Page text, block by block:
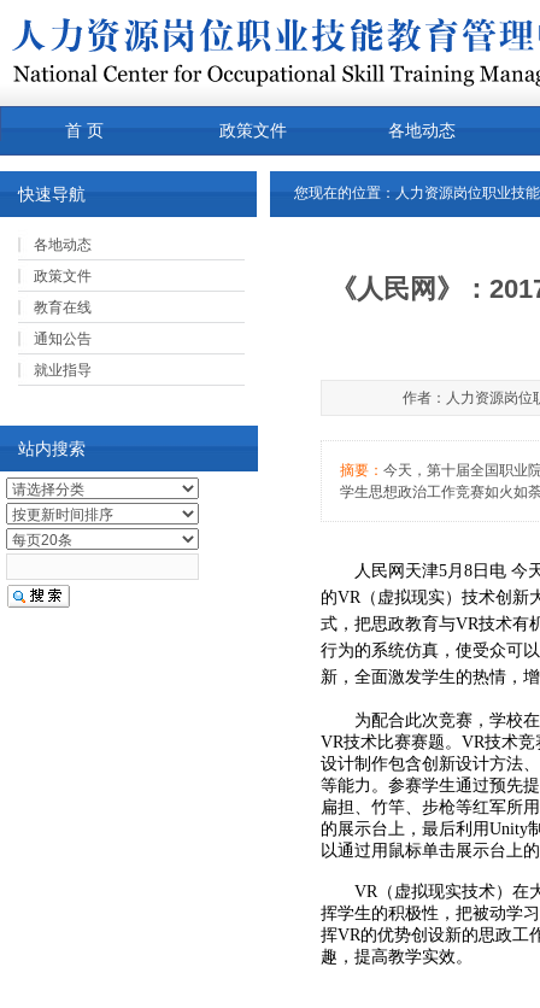
首 页 政策文件 各地动态
《人民网》：
作者：人力资源岗
摘要： 今天，第十届全国职业
学生思想政治工作竞赛如火如
人民网天津5月8日电 今天
的VR（虚拟现实）技术创新
式，把思政教育与VR技术有
行为的系统仿真，使受众可
新，全面激发学生的热情，
为配合此次竞赛，学校在
VR技术比赛赛题。VR技术
设计制作包含创新设计方法
等能力。参赛学生通过预先
扁担、竹竿、步枪等红军所
的展示台上，最后利用Unity
以通过用鼠标单击展示台上
VR（虚拟现实技术）在大
挥学生的积极性，把被动学
挥VR的优势创设新的思政工
趣，提高教学实效。
您现在的位置： 人力资源岗位职业技
快速导航
各地动态
政策文件
教育在线
通知公告
就业指导
站内搜索